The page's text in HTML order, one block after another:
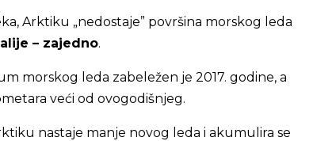
Arktiku „nedostaje” površina morskog leda
– zajedno.
morskog leda zabeležen je 2017. godine, a
veći od ovogodišnjeg.
nastaje manje novog leda i akumulira se